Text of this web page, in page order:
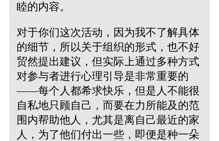
睦的内容。
对于你们这次活动，因为我不了解具体
的细节，所以关于组织的形式，也不好
贸然提出建议，但实际上通过多种方式
对参与者进行心理引导是非常重要的
——每个人都希求快乐，但是人不能很
自私地只顾自己，而要在力所能及的范
围内帮助他人，尤其是离自己最近的家
人，为了他们付出一些，即便是种一朵